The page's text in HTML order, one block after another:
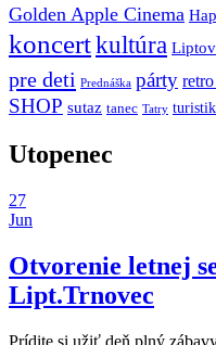
Golden Apple Cinema
koncertkultúra Liptov
pre deti Prednáška párty
SHOP sutaz tanec Tatry
Utopenec
27
Jun
Otvorenie letnej
Lipt.Trnovec
Prídite si užiť deň plný